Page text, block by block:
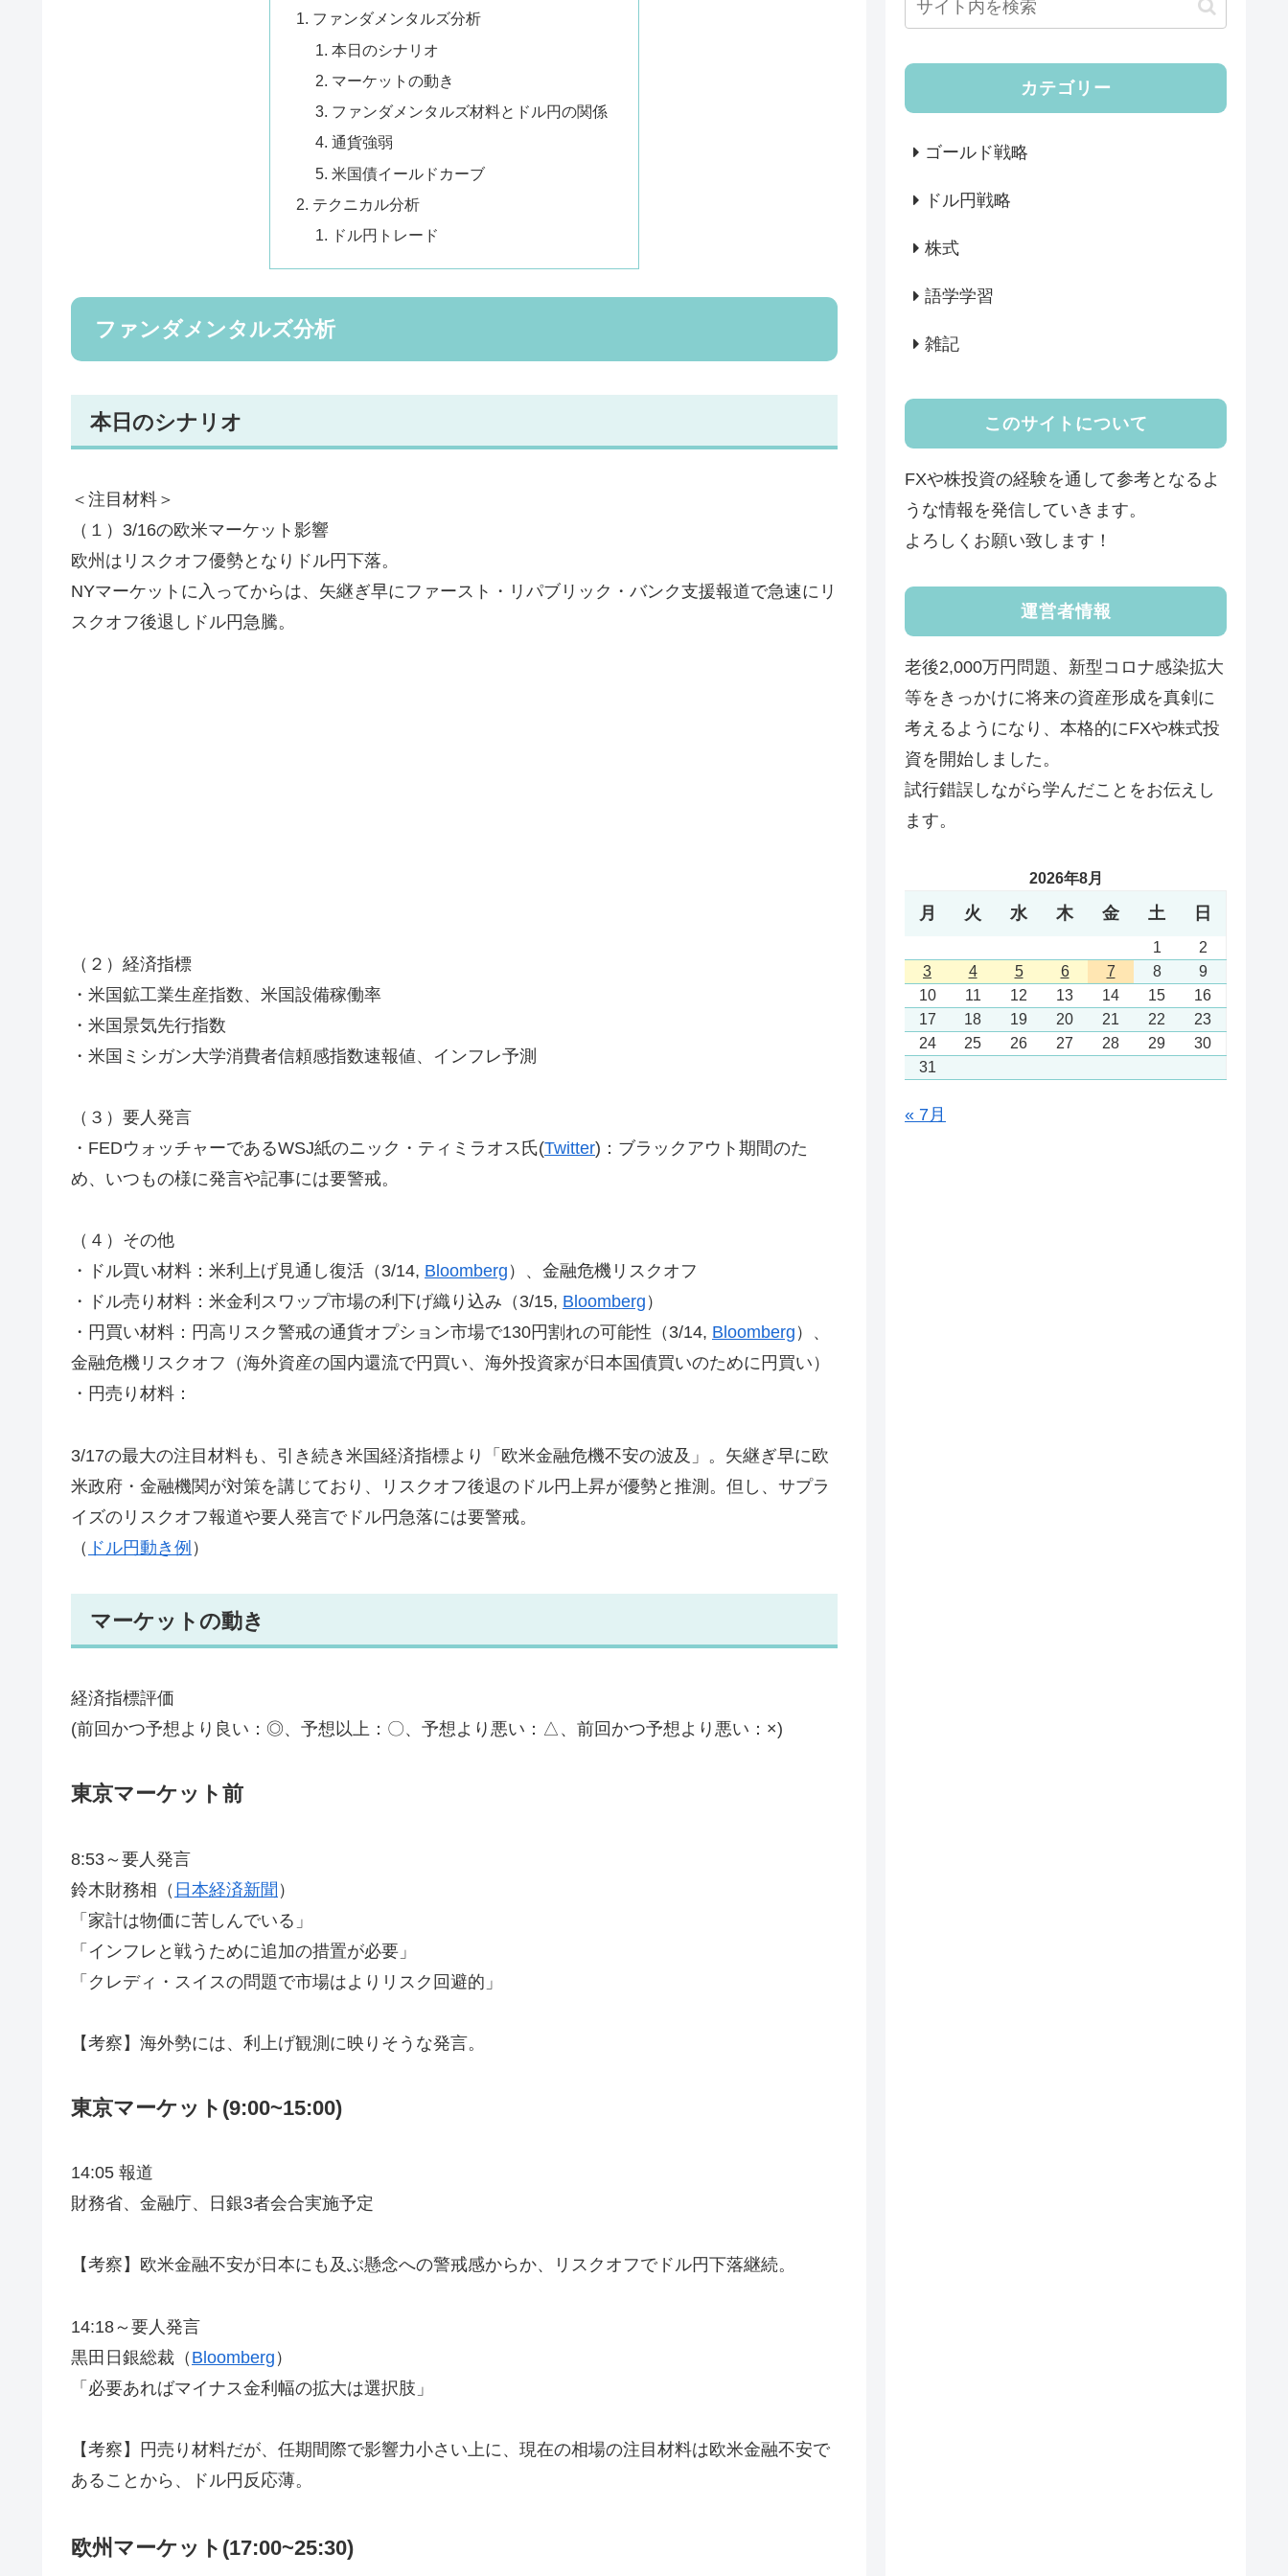
ファンダメンタルズ分析
本日のシナリオ
マーケットの動き
ファンダメンタルズ材料とドル円の関係
通貨強弱
米国債イールドカーブ
テクニカル分析
ドル円トレード
ファンダメンタルズ分析
本日のシナリオ
＜注目材料＞
（１）3/16の欧米マーケット影響
欧州はリスクオフ優勢となりドル円下落。
NYマーケットに入ってからは、矢継ぎ早にファースト・リパブリック・バンク支援報道で急速にリ
スクオフ後退しドル円急騰。
（２）経済指標
・米国鉱工業生産指数、米国設備稼働率
・米国景気先行指数
・米国ミシガン大学消費者信頼感指数速報値、インフレ予測
（３）要人発言
・FEDウォッチャーであるWSJ紙のニック・ティミラオス氏(Twitter)：ブラックアウト期間のた
め、いつもの様に発言や記事には要警戒。
（４）その他
・ドル買い材料：米利上げ見通し復活（3/14, Bloomberg ）、金融危機リスクオフ
・ドル売り材料：米金利スワップ市場の利下げ織り込み（3/15, Bloomberg ）
・円買い材料：円高リスク警戒の通貨オプション市場で130円割れの可能性（3/14, Bloomberg ）、
金融危機リスクオフ（海外資産の国内還流で円買い、海外投資家が日本国債買いのために円買い）
・円売り材料：
3/17の最大の注目材料も、引き続き米国経済指標より「欧米金融危機不安の波及」。矢継ぎ早に欧
米政府・金融機関が対策を講じており、リスクオフ後退のドル円上昇が優勢と推測。但し、サプラ
イズのリスクオフ報道や要人発言でドル円急落には要警戒。
（ ドル円動き例 ）
マーケットの動き
経済指標評価
(前回かつ予想より良い：◎、予想以上：〇、予想より悪い：△、前回かつ予想より悪い：×)
東京マーケット前
8:53～要人発言
鈴木財務相（ 日本経済新聞 ）
「家計は物価に苦しんでいる」
「インフレと戦うために追加の措置が必要」
「クレディ・スイスの問題で市場はよりリスク回避的」
【考察】海外勢には、利上げ観測に映りそうな発言。
東京マーケット(9:00~15:00)
14:05 報道
財務省、金融庁、日銀3者会合実施予定
【考察】欧米金融不安が日本にも及ぶ懸念への警戒感からか、リスクオフでドル円下落継続。
14:18～要人発言
黒田日銀総裁（ Bloomberg ）
「必要あればマイナス金利幅の拡大は選択肢」
【考察】円売り材料だが、任期間際で影響力小さい上に、現在の相場の注目材料は欧米金融不安で
あることから、ドル円反応薄。
欧州マーケット(17:00~25:30)
カテゴリー
ゴールド戦略
ドル円戦略
株式
語学学習
雑記
このサイトについて
FXや株投資の経験を通して参考となるよ
うな情報を発信していきます。
よろしくお願い致します！
運営者情報
老後2,000万円問題、新型コロナ感染拡大
等をきっかけに将来の資産形成を真剣に
考えるようになり、本格的にFXや株式投
資を開始しました。
試行錯誤しながら学んだことをお伝えし
ます。
2026年8月
月 火 水 木 金 土 日
1
2
3
4 5 6 7 8
9
10
11 12 13 14 15
16
17
18 19 20 21 22
23
24
25 26 27 28 29
30
31
« 7月